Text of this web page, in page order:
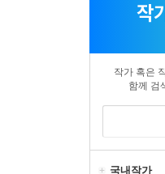
작
작가 혹은
함께 검
국내작가